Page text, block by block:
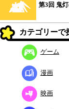
第3回 鬼
カテゴリーで
ゲーム
漫画
映画